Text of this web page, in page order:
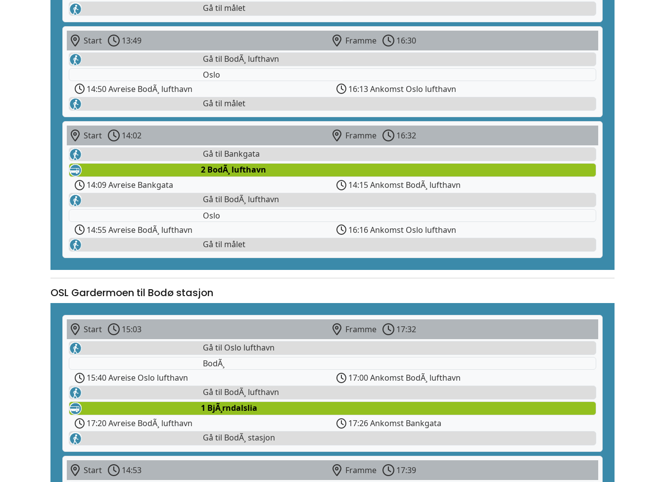
Gå til målet
Start 13:49 Framme
16:30
Gå til BodÃ¸ lufthavn
Oslo
14:50 Avreise BodÃ¸ lufthavn
16:13 Ankomst Oslo lufthavn
Gå til målet
Start 14:02 Framme
16:32
Gå til Bankgata
2 BodÃ¸ lufthavn
14:09 Avreise Bankgata
14:15 Ankomst BodÃ¸ lufthavn
Gå til BodÃ¸ lufthavn
Oslo
14:55 Avreise BodÃ¸ lufthavn
16:16 Ankomst Oslo lufthavn
Gå til målet
OSL Gardermoen til Bodø stasjon
Start 15:03 Framme
17:32
Gå til Oslo lufthavn
BodÃ¸
15:40 Avreise Oslo lufthavn
17:00 Ankomst BodÃ¸ lufthavn
Gå til BodÃ¸ lufthavn
1 BjÃ¸rndalslia
17:20 Avreise BodÃ¸ lufthavn
17:26 Ankomst Bankgata
Gå til BodÃ¸ stasjon
Start 14:53 Framme
17:39